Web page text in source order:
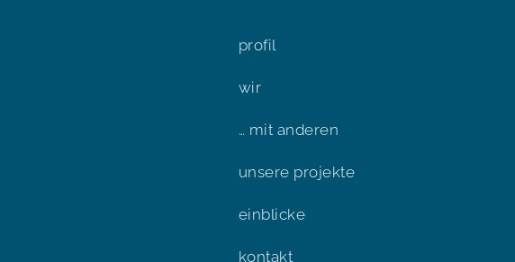
profil
wir
… mit anderen
unsere projekte
einblicke
kontakt